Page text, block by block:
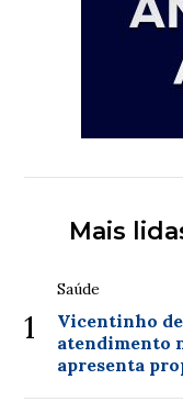
Mais
1
Saúde
Vicentinho
atendimento
apresenta